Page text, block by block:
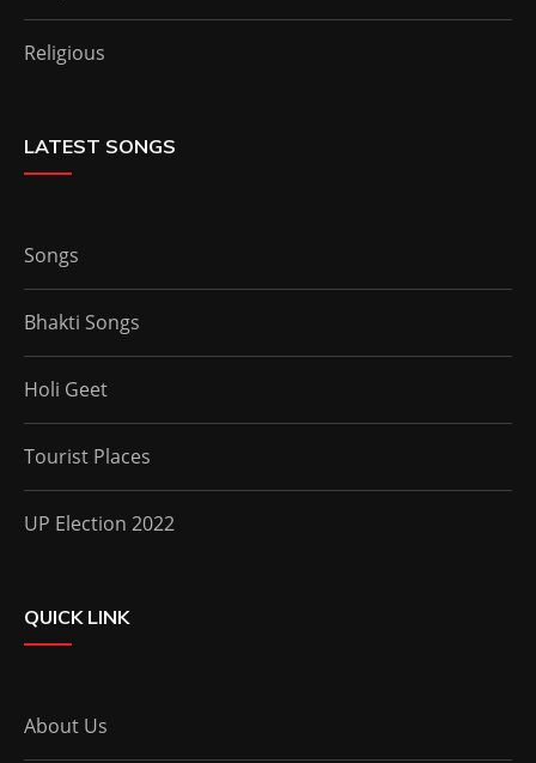
Religious
LATEST SONGS
Songs
Bhakti Songs
Holi Geet
Tourist Places
UP Election 2022
QUICK LINK
About Us